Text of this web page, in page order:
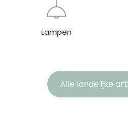
Lampen
Alle landelijke